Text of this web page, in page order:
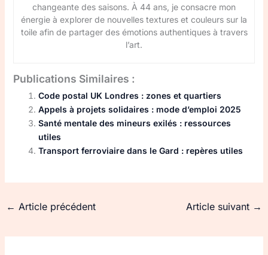
changeante des saisons. À 44 ans, je consacre mon
énergie à explorer de nouvelles textures et couleurs sur la
toile afin de partager des émotions authentiques à travers
l’art.
Publications Similaires :
Code postal UK Londres : zones et quartiers
Appels à projets solidaires : mode d’emploi 2025
Santé mentale des mineurs exilés : ressources
utiles
Transport ferroviaire dans le Gard : repères utiles
← Article précédent Article suivant →